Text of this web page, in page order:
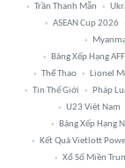
Trần Thanh Mẫn
ASEAN Cup 2026
Bảng Xếp Hạng
Thể Thao
Lionel
Tin Thế Giới
Pháp
U23 Việt Nam
Bảng Xếp Hạng
Kết Quả Vietlott
Xổ Số Miền